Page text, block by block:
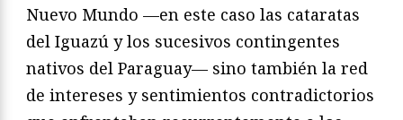
Nuevo Mundo —en este caso las cataratas
del Iguazú y los sucesivos contingentes
nativos del Paraguay— sino también la red
de intereses y sentimientos contradictorios